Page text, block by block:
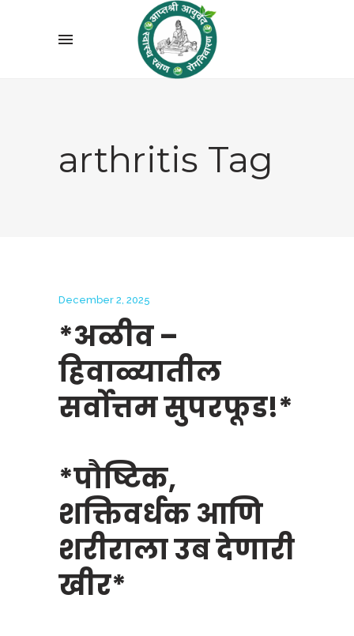
arthritis Tag
December 2, 2025
*अळीव –
हिवाळ्यातील
सर्वोत्तम सुपरफूड!*
*पौष्टिक,
शक्तिवर्धक आणि
शरीराला उब देणारी
खीर*